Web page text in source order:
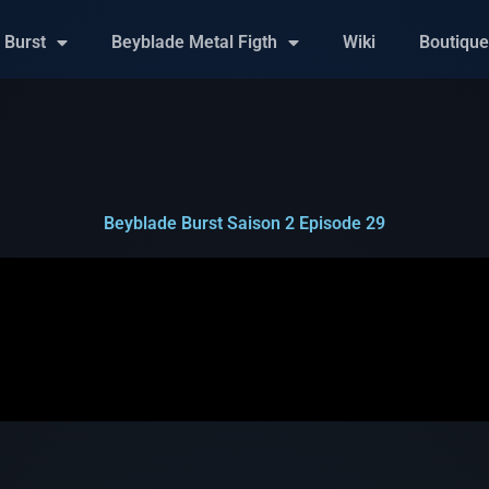
Burst Beyblade Metal Figth Wiki Boutique
Beyblade Burst Saison 2 Episode 29